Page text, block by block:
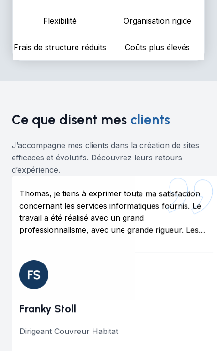
Flexibilité Organisation rigide
Frais de structure réduits Coûts plus élevés
Ce que disent mes clients
J’accompagne mes clients dans la création de sites
efficaces et évolutifs. Découvrez leurs retours
d’expérience.
Thomas, je tiens à exprimer toute ma satisfaction
concernant les services informatiques fournis. Le
travail a été réalisé avec un grand
professionnalisme, avec une grande rigueur. Les
des explications ont été particulièrement
appréciable.je recommande vivement cet
informaticien pour toute intervention technique ou
besoin en support informatique, merci encore
thomas, Bravo.
Franky Stoll
Dirigeant Couvreur Habitat